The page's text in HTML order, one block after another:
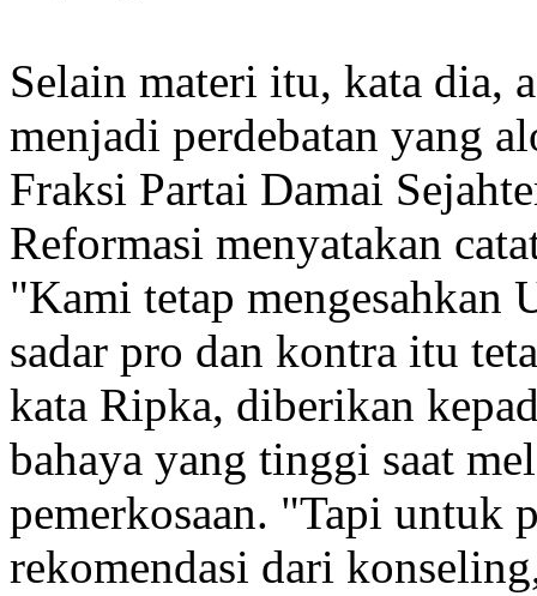
Selain materi itu, kata dia,
menjadi perdebatan yang
Fraksi Partai Damai
Reformasi menyatakan
"Kami tetap mengesahkan
sadar pro dan kontra itu
kata Ripka, diberikan
bahaya yang tinggi saat
pemerkosaan. "Tapi untuk
rekomendasi dari